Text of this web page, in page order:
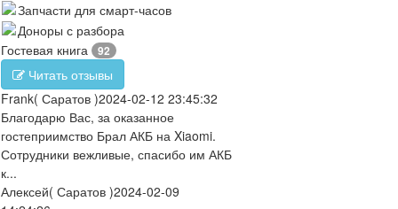
Запчасти для смарт-часов
Доноры с разбора
Гостевая книга
92
Читать отзывы
Frank( Саратов )2024-02-12 23:45:32
Благодарю Вас, за оказанное
гостеприимство Брал АКБ на Xiaomi.
Сотрудники вежливые, спасибо им АКБ
к...
Алексей( Саратов )2024-02-09